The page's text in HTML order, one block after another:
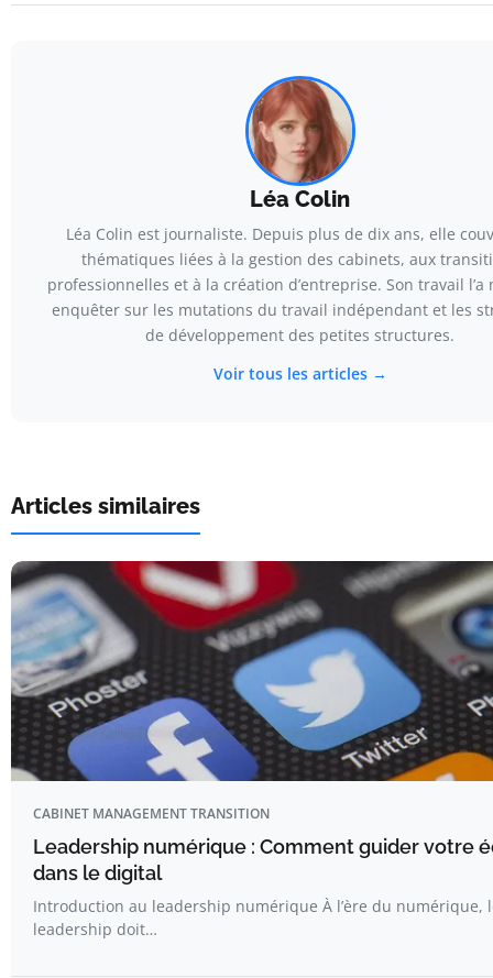
Léa Colin
Léa Colin est journaliste. Depuis plus de dix ans, elle
thématiques liées à la gestion des cabinets, aux
professionnelles et à la création d’entreprise. Son travail l’a
enquêter sur les mutations du travail indépendant et les
de développement des petites structures.
Voir tous les articles →
Articles similaires
CABINET MANAGEMENT TRANSITION
Leadership numérique : Comment guider votre
dans le digital
Introduction au leadership numérique À l’ère du numérique,
leadership doit…